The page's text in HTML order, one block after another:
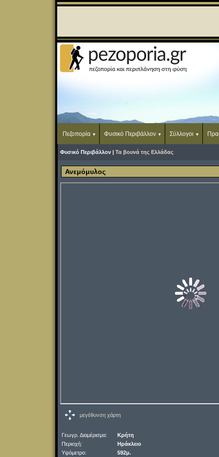
Πεζοπορία Φυσικό Περιβάλλον Σύλλογοι
Φυσικό Περιβάλλον | Τα βουνά της Ελλάδας
Ανεμόμυλος
μεγέθυνση χάρτη
Γεωγρ. Διαμέρισμα:
Κρήτη
Περιοχή:
Ηράκλειο
Υψόμετρο:
592μ.